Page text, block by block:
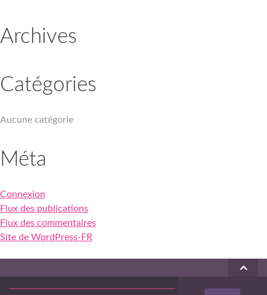
Archives
Catégories
Aucune catégorie
Méta
Connexion
Flux des publications
Flux des commentaires
Site de WordPress-FR